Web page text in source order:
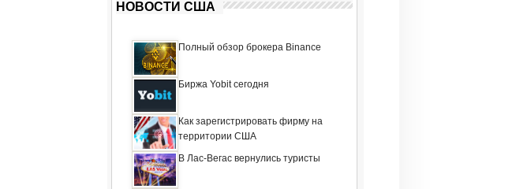
НОВОСТИ США
Полный обзор брокера Binance
Биржа Yobit сегодня
Как зарегистрировать фирму на
территории США
В Лас-Вегас вернулись туристы